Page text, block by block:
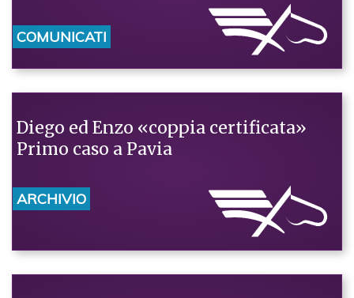
COMUNICATI
Diego ed Enzo «coppia certificata»
Primo caso a Pavia
ARCHIVIO